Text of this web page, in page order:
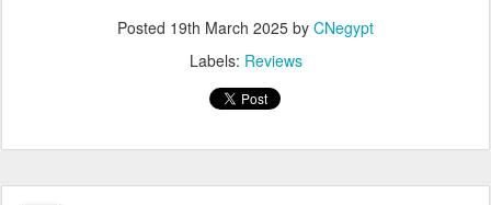
Posted 19th March 2025 by CNegypt
Labels: Reviews